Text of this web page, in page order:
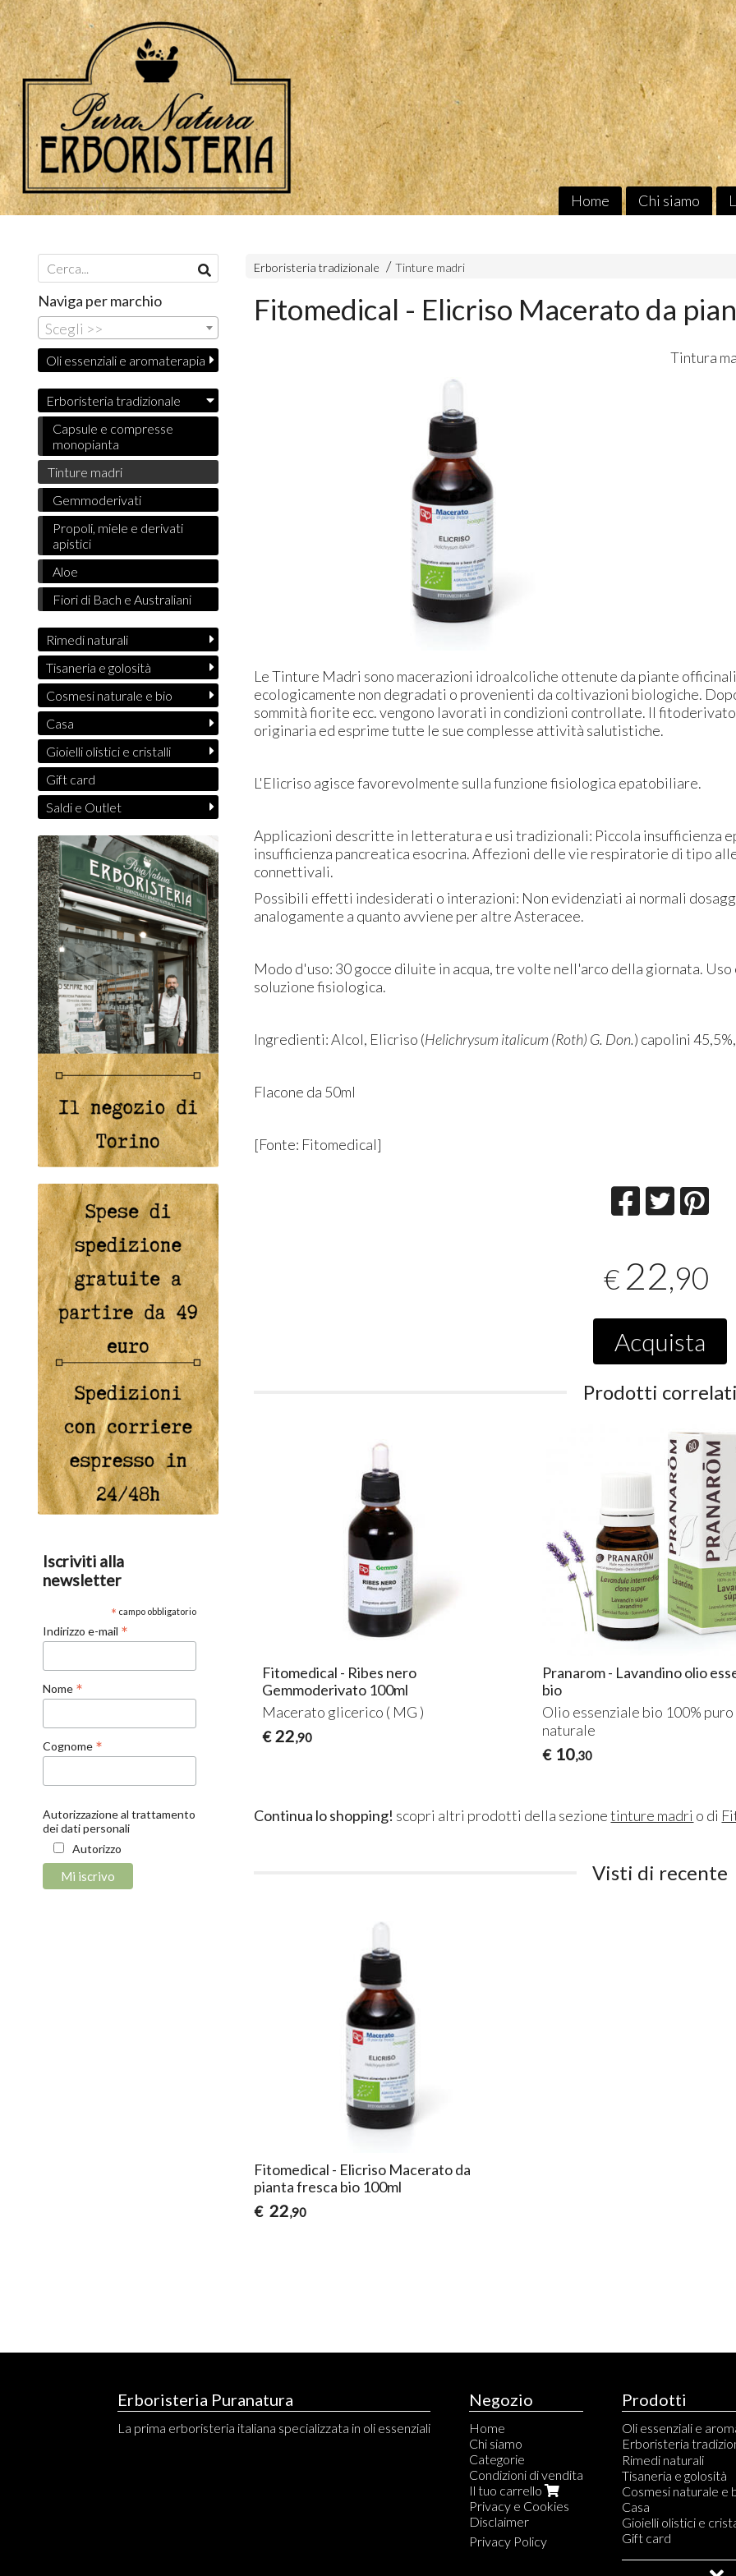
Home Chi siamo
Erboristeria tradizionale Tinture madri
Fitomedical - Elicriso Macerato da
Tintura
Le Tinture Madri sono macerazioni idroalcoliche ottenute da piante
ecologicamente non degradati o provenienti da coltivazioni biologiche.
sommità fiorite ecc. vengono lavorati in condizioni controllate. Il
originaria ed esprime tutte le sue complesse attività salutistiche.
L'Elicriso agisce favorevolmente sulla funzione fisiologica epatobiliare.
Applicazioni descritte in letteratura e usi tradizionali: Piccola insufficienza
insufficienza pancreatica esocrina. Affezioni delle vie respiratorie di tipo
connettivali.
Possibili effetti indesiderati o interazioni: Non evidenziati ai normali
analogamente a quanto avviene per altre Asteracee.
Modo d'uso: 30 gocce diluite in acqua, tre volte nell'arco della giornata.
soluzione fisiologica.
Ingredienti: Alcol, Elicriso (Helichrysum italicum (Roth) G. Don.) capolini
Flacone da 50ml
[Fonte: Fitomedical]
€ 22,90
Acquista
Prodotti
Fitomedical - Ribes nero
Gemmoderivato 100ml
Macerato glicerico ( MG )
€ 22,90
Pranarom - Lavandino olio
bio
Olio essenziale bio 100% puro
naturale
€ 10,30
Continua lo shopping! scopri altri prodotti della sezionetinture madri o di
Visti di recente
Fitomedical - Elicriso Macerato da
pianta fresca bio 100ml
€ 22,90
Naviga per marchio
Scegli >>
Oli essenziali e aromaterapia
Erboristeria tradizionale
Capsule e compresse
monopianta
Tinture madri
Gemmoderivati
Propoli, miele e derivati
apistici
Aloe
Fiori di Bach e Australiani
Rimedi naturali
Tisaneria e golosità
Cosmesi naturale e bio
Casa
Gioielli olistici e cristalli
Gift card
Saldi e Outlet
Iscriviti alla
newsletter
* campo obbligatorio
Indirizzo e-mail *
Nome *
Cognome *
Autorizzazione al trattamento
dei dati personali
Autorizzo
Erboristeria Puranatura
La prima erboristeria italiana specializzata in oli essenziali
Negozio
Home
Chi siamo
Categorie
Condizioni di vendita
Il tuo carrello
Privacy e Cookies
Disclaimer
Privacy Policy
Prodotti
Oli essenziali e
Erboristeria
Capsule e
Tinture madri
Gemmoderivati
Propoli, miele e
Aloe
Fiori di Bach e
Rimedi naturali
Tisaneria e golosità
Cosmesi naturale e
Casa
Gioielli olistici e
Gift card